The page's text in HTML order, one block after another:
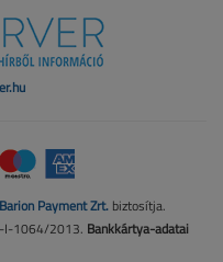
Barion Payment Zrt. biztosítja.
I-1064/2013. Bankkártya-adatai